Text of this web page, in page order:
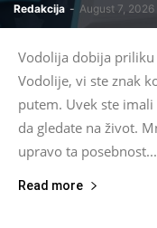
Redakcija - August 7, 2026
Vodolija dobija priliku
Vodolije, vi ste znak
putem. Uvek ste
da gledate na život.
upravo ta posebnost...
Read more